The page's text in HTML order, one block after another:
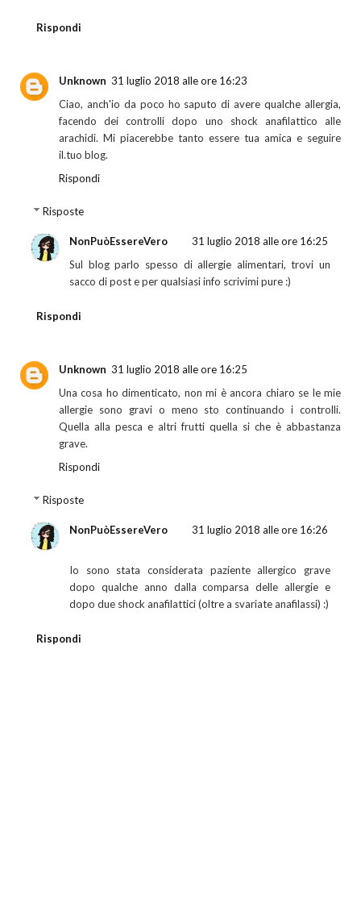
Rispondi
Unknown 31 luglio 2018 alle ore 16:23
Ciao, anch'io da poco ho saputo di avere qualche allergia,
facendo dei controlli dopo uno shock anafilattico alle
arachidi. Mi piacerebbe tanto essere tua amica e seguire
il.tuo blog.
Rispondi
Risposte
NonPuòEssereVero
31 luglio 2018 alle ore 16:25
Sul blog parlo spesso di allergie alimentari, trovi un
sacco di post e per qualsiasi info scrivimi pure :)
Rispondi
Unknown 31 luglio 2018 alle ore 16:25
Una cosa ho dimenticato, non mi è ancora chiaro se le mie
allergie sono gravi o meno sto continuando i controlli.
Quella alla pesca e altri frutti quella si che è abbastanza
grave.
Rispondi
Risposte
NonPuòEssereVero 31 luglio 2018 alle ore 16:26
Io sono stata considerata paziente allergico grave
dopo qualche anno dalla comparsa delle allergie e
dopo due shock anafilattici (oltre a svariate anafilassi) :)
Rispondi